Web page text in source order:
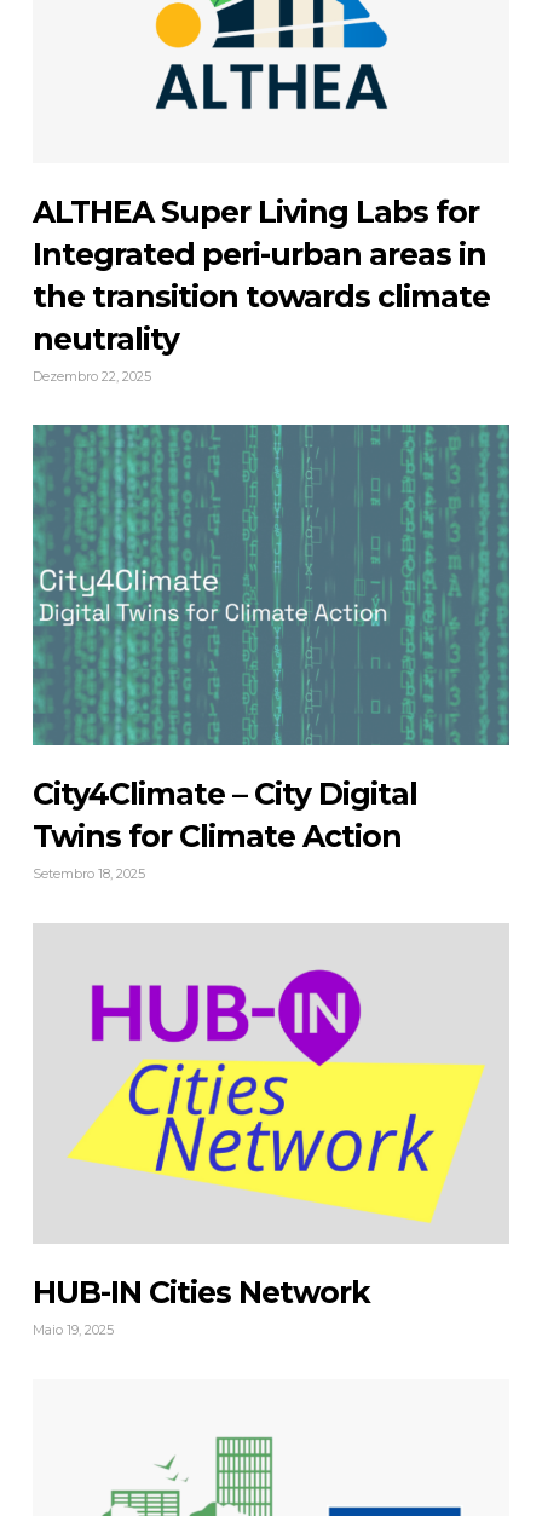
ALTHEA Super Living Labs for
Integrated peri-urban areas in
the transition towards climate
neutrality
Dezembro 22, 2025
City4Climate – City Digital
Twins for Climate Action
Setembro 18, 2025
HUB-IN Cities Network
Maio 19, 2025